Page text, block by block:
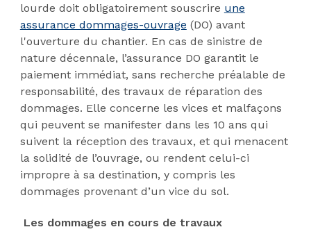
lourde doit obligatoirement souscrire une
assurance dommages-ouvrage (DO) avant
l'ouverture du chantier. En cas de sinistre de
nature décennale, l’assurance DO garantit le
paiement immédiat, sans recherche préalable de
responsabilité, des travaux de réparation des
dommages. Elle concerne les vices et malfaçons
qui peuvent se manifester dans les 10 ans qui
suivent la réception des travaux, et qui menacent
la solidité de l’ouvrage, ou rendent celui-ci
impropre à sa destination, y compris les
dommages provenant d’un vice du sol.
Les dommages en cours de travaux